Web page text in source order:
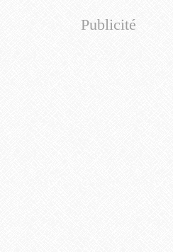
Publicité